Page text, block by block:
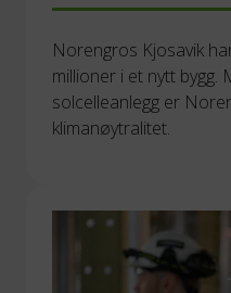
Norengros Kjosavik
millioner i et nytt
solcelleanlegg er
klimanøytralitet.